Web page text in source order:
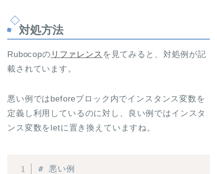
対処方法
Rubocopの リファレンス を見てみると、対処例が記
載されています。
悪い例ではbeforeブロック内でインスタンス変数を
定義し利用しているのに対し、良い例ではインスタ
ンス変数をletに置き換えていますね。
# 悪い例